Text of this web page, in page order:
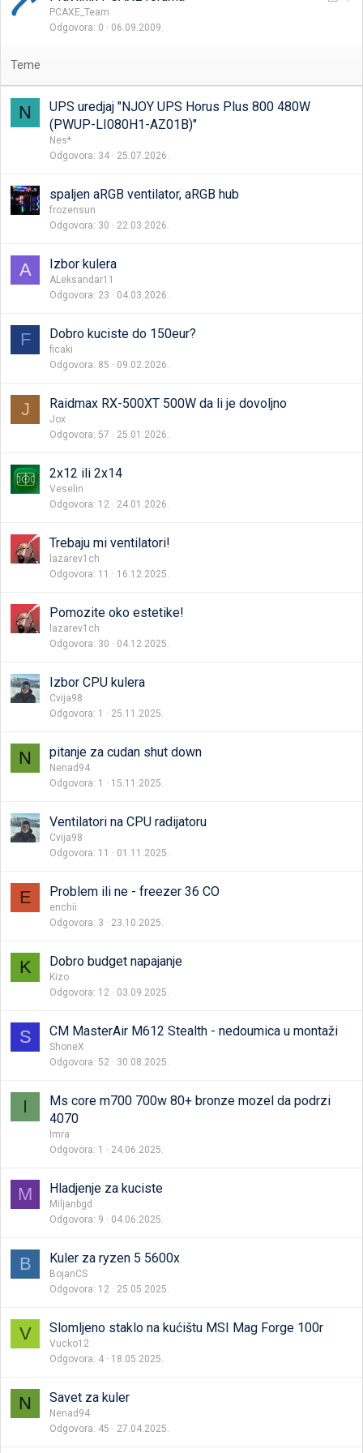
PCAXE_Team
Odgovora 0 06.09.2009.
N
UPS uredjaj "NJOY UPS Horus Plus 800 480W
(PWUP-LI080H1-AZ01B)"
Nes*
Odgovora 34 25.07.2026.
spaljen aRGB ventilator, aRGB hub
frozensun
Odgovora 30 22.03.2026.
A Izbor kulera
ALeksandar11
Odgovora 23 04.03.2026.
F Dobro kuciste do 150eur?
ficaki
Odgovora 85 09.02.2026.
J Raidmax RX-500XT 500W da li je dovoljno
Jox
Odgovora 57 25.01.2026.
2x12 ili 2x14
Veselin
Odgovora 12 24.01.2026.
Trebaju mi ventilatori!
lazarev1ch
Odgovora 11 16.12.2025.
Pomozite oko estetike!
lazarev1ch
Odgovora 30 04.12.2025.
Izbor CPU kulera
Cvija98
Odgovora 1 25.11.2025.
N pitanje za cudan shut down
Nenad94
Odgovora 1 15.11.2025.
Ventilatori na CPU radijatoru
Cvija98
Odgovora 11 01.11.2025.
E Problem ili ne - freezer 36 CO
enchii
Odgovora 3 23.10.2025.
K Dobro budget napajanje
Kizo
Odgovora 12 03.09.2025.
S CM MasterAir M612 Stealth - nedoumica u montaži
ShoneX
Odgovora 52 30.08.2025.
I
Ms core m700 700w 80+ bronze mozel da podrzi
4070
Imra
Odgovora 1 24.06.2025.
M Hladjenje za kuciste
Miljanbgd
Odgovora 9 04.06.2025.
B Kuler za ryzen 5 5600x
BojanCS
Odgovora 12 25.05.2025.
V Slomljeno staklo na kućištu MSI Mag Forge 100r
Vucko12
Odgovora 4 18.05.2025.
N Savet za kuler
Nenad94
Odgovora 45 27.04.2025.